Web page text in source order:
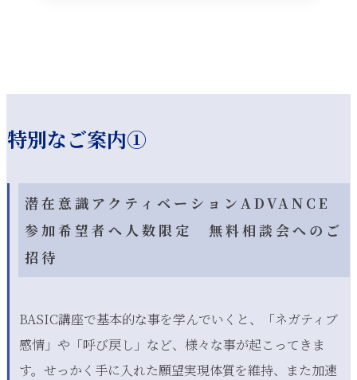
特別なご案内①
潜在意識アクティベーションADVANCE
参加希望者へ人数限定 無料相談会へのご
招待
BASIC講座で基本的な事を学んでいくと、「ネガティブ
感情」や「呼び戻し」など、様々な事が起こってきま
す。せっかく手に入れた願望実現体質を維持、また加速